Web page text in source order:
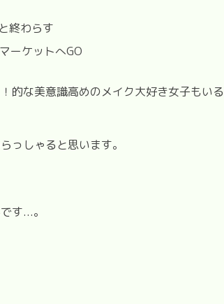
終わらす
ーケットへGO
的な美意識高めのメイク大好き女子もいる
っしゃると思います。
す...。